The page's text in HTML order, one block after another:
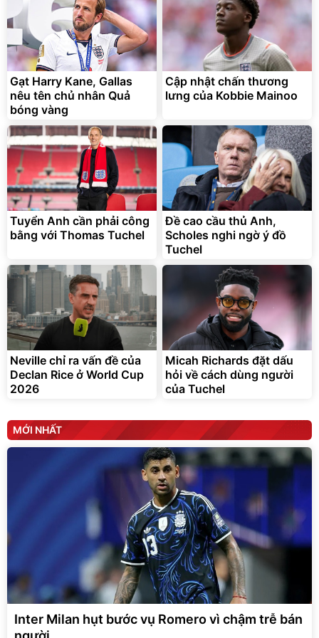
Flash Sale Đã bán nhiều
Bạt phủ xe ô tô cao cấp,
tráng nhôm 03 lớp
392.000
325.000 đ
Đã bán nhiều
Xe đạp điện trợ lực G-
Force C14 gấp gọn bỏ cốp
tiện lợi
9.900.000đ
7.092.000 đ
Đang xem nhiều
G-FORCE VIETNA
Gạt Harry Kane, Gallas
nêu tên chủ nhân Quả
bóng vàng
Cập nhật chấn thương
lưng của Kobbie Mainoo
Tuyển Anh cần phải công
bằng với Thomas Tuchel
Đề cao cầu thủ Anh,
Scholes nghi ngờ ý đồ
Tuchel
Neville chỉ ra vấn đề của
Declan Rice ở World Cup
2026
Micah Richards đặt dấu
hỏi về cách dùng người
của Tuchel
MỚI NHẤT
Inter Milan hụt bước vụ Romero vì chậm trễ bán